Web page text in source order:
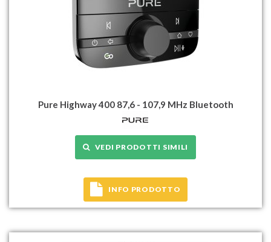
Pure Highway 400 87,6 - 107,9 MHz Bluetooth
VEDI PRODOTTI SIMILI
INFO PRODOTTO